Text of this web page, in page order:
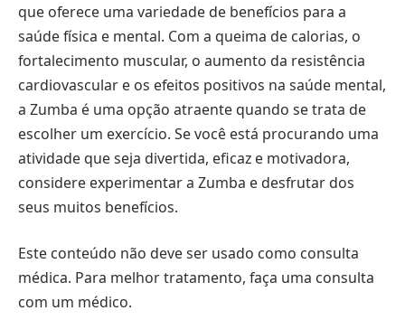
que oferece uma variedade de benefícios para a
saúde física e mental. Com a queima de calorias, o
fortalecimento muscular, o aumento da resistência
cardiovascular e os efeitos positivos na saúde mental,
a Zumba é uma opção atraente quando se trata de
escolher um exercício. Se você está procurando uma
atividade que seja divertida, eficaz e motivadora,
considere experimentar a Zumba e desfrutar dos
seus muitos benefícios.
Este conteúdo não deve ser usado como consulta
médica. Para melhor tratamento, faça uma consulta
com um médico.